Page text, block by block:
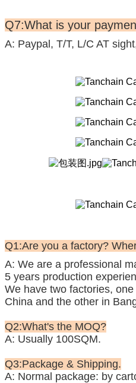
Q7:What is your
A: Paypal, T/T, L/C AT
Q1:Are you a factory?
A: We are a professional
5 years production
We have two factories,
China and the other in
Q2:What's the MOQ?
A: Usually 100SQM.
Q3:Package & Shipping.
A: Normal package: by